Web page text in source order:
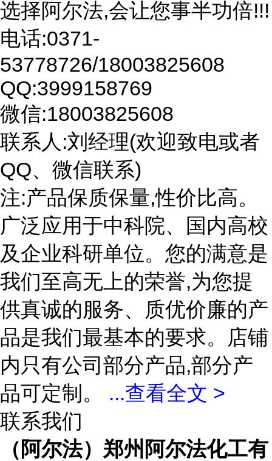
选择阿尔法,会让您事半功倍!!!
电话:0371-
53778726/18003825608
QQ:3999158769
微信:18003825608
联系人:刘经理(欢迎致电或者
QQ、微信联系)
注:产品保质保量,性价比高。
广泛应用于中科院、国内高校
及企业科研单位。您的满意是
我们至高无上的荣誉,为您提
供真诚的服务、质优价廉的产
品是我们最基本的要求。店铺
内只有公司部分产品,部分产
品可定制。 ...查看全文 >
联系我们
（阿尔法）郑州阿尔法化工有